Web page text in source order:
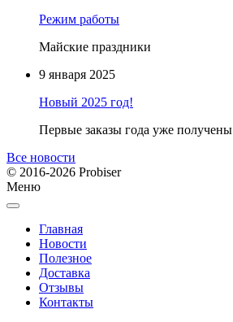
Режим работы
Майские праздники
9 января 2025
Новый 2025 год!
Первые заказы года уже получены
Все новости
© 2016-2026 Probiser
Меню
Главная
Новости
Полезное
Доставка
Отзывы
Контакты